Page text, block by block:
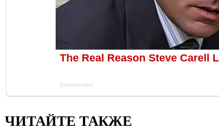
ЧИТАЙТЕ ТАКЖЕ